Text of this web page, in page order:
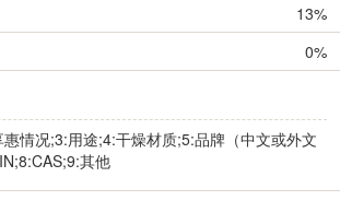
13%
0%
情况;3:用途;4:干燥材质;5:品牌（中文或外文
其他